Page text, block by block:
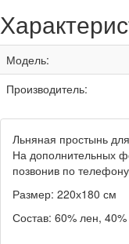
Модель:
Производитель:
Льняная простынь
На дополнительных
позвонив по
Размер: 220х180 см
Состав: 60% лен, 40%